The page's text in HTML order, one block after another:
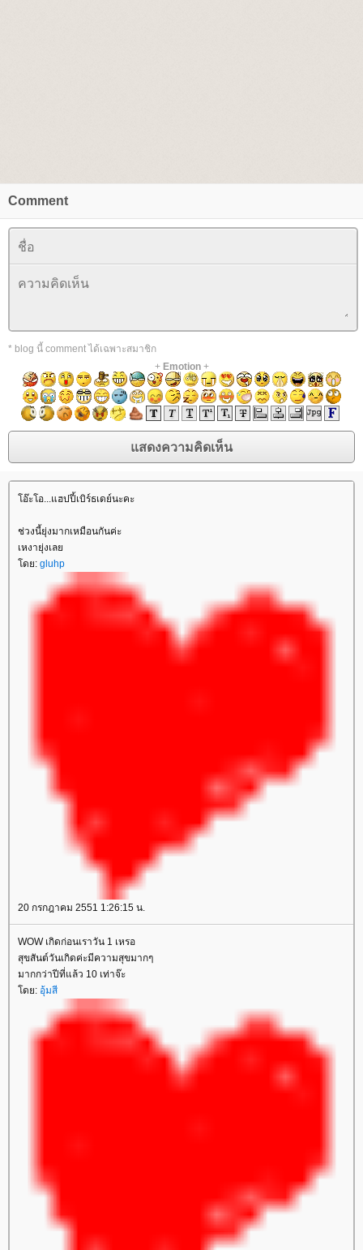
Comment
* blog นี้ comment ได้เฉพาะสมาชิก
+ Emotion+
อ๊ะโอ...แฮปปี้เบิร์ธเดย์นะคะ
ช่วงนี้ยุ่งมากเหมือนกันค่ะ
เหงายุ่งเล
ดย: gluhp
20 กรกฎาคม 2551 1:26:15 น.
WOW เกิดก่อนเราวัน 1 เหรอ
สุขสันต์วันเกิดค่ะมีความสุขมากๆ
มากกว่าปีที่แล้ว 10 เท่าจ๊ะ
ดย: อุ้มสี